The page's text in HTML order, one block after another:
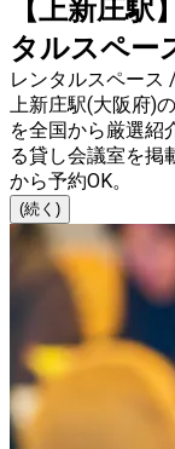
【上新庄
タルスペー
レンタルスペース
上新庄駅(大阪府)
を全国から厳選紹
る貸し会議室を掲
から予約OK。
(続く)